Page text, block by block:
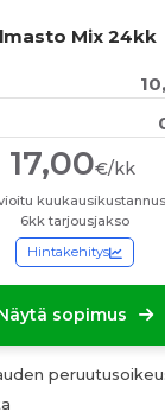
Mix 24kk
17,00€/kk
kuukausikustannus
6kk tarjousjakso
Hintakehitys
sopimus